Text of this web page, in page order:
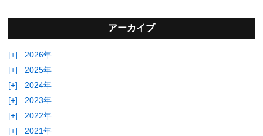
アーカイブ
[+]
2026年
[+]
2025年
[+]
2024年
[+]
2023年
[+]
2022年
[+]
2021年